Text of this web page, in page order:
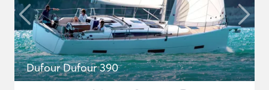
Dufour Dufour 390